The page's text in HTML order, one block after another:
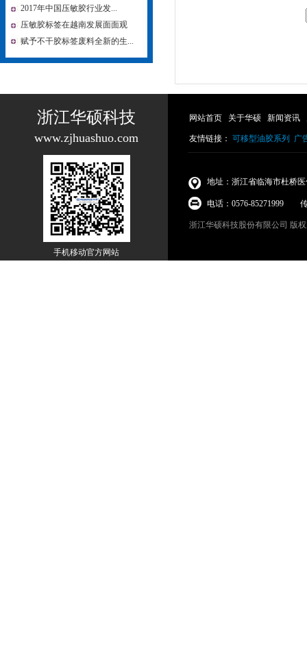
2017年中国压敏胶行业发...
压敏胶标签在越南发展面面观
赋予不干胶标签废料全新的生...
浙江华硕科技
www.zjhuashuo.com
手机移动官方网站
网站首页 关于华硕 新闻资讯
友情链接： 可移型油胶系列 广
地址：浙江省临海市杜桥
电话：0576-85271999 传
浙江华硕科技股份有限公司 版